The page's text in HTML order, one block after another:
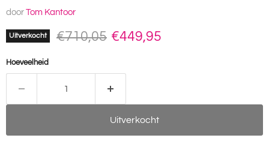
door Tom Kantoor
Uitverkocht Oorspronkelijke prijs
€710,05 Huidige prijs
€449,95
Hoeveelheid
Uitverkocht